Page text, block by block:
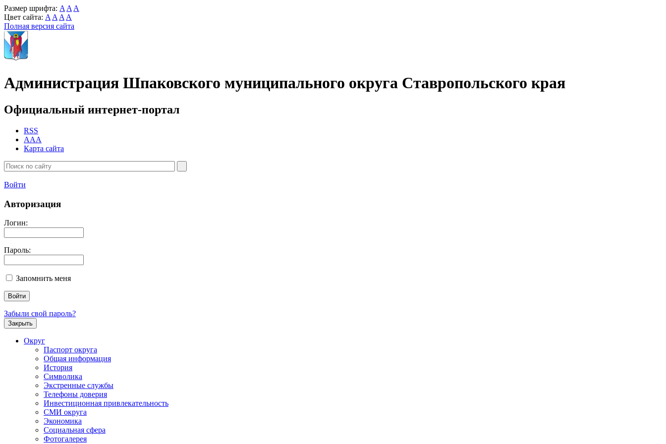
Размер шрифта: A A A
Цвет сайта: A A A A
Полная версия сайта
Администрация Шпаковского муниципального округа Ставропольского края
Официальный интернет-портал
RSS
AAA
Карта сайта
Войти
Авторизация
Логин:
Пароль:
Запомнить меня
Забыли свой пароль?
Закрыть
Округ
Паспорт округа
Общая информация
История
Символика
Экстренные службы
Телефоны доверия
Инвестиционная привлекательность
СМИ округа
Экономика
Социальная сфера
Фотогалерея